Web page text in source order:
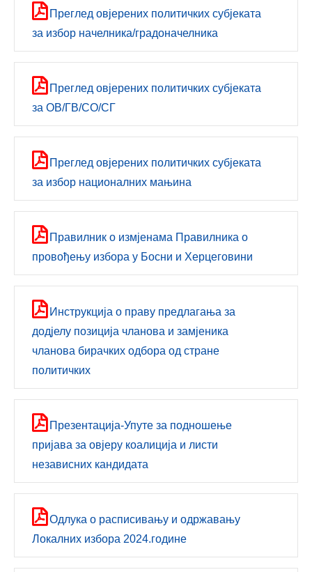
Преглед овјерених политичких субјеката
за избор начелника/градоначелника
Преглед овјерених политичких субјеката
за ОВ/ГВ/СО/СГ
Преглед овјерених политичких субјеката
за избор националних мањина
Правилник о измјенама Правилника о
провођењу избора у Босни и Херцеговини
Инструкцијa о праву предлагања за
додјелу позиција чланова и замјеника
чланова бирачких одбора од стране
политичких
Презентација-Упуте за подношење
пријава за овјеру коалиција и листи
независних кандидата
Одлука о расписивању и одржавању
Локалних избора 2024.године